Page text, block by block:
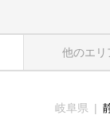
他のエリ
岐阜県